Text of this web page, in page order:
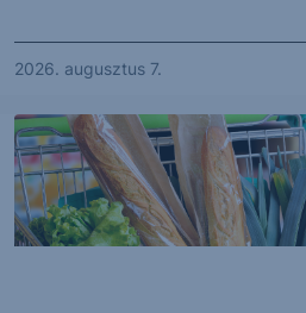
2026. augusztus 7.